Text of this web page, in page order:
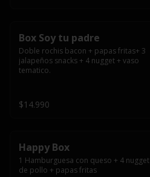
Box Soy tu padre
Doble rochis bacon + papas fritas+ 3
jalapeños snacks + 4 nugget + vaso
tematico.
$14.990
Happy Box
1 Hamburguesa con queso + 4 nugget
de pollo + papas fritas